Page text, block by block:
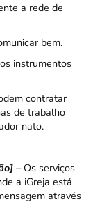
a rede de
bem.
instrumentos
contratar
de trabalho
nato.
– Os serviços
a iGreja está
através